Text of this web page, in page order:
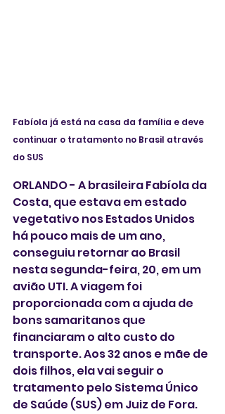
Fabíola já está na casa da família e deve
continuar o tratamento no Brasil através
do SUS
ORLANDO - A brasileira Fabíola da
Costa, que estava em estado
vegetativo nos Estados Unidos
há pouco mais de um ano,
conseguiu retornar ao Brasil
nesta segunda-feira, 20, em um
avião UTI. A viagem foi
proporcionada com a ajuda de
bons samaritanos que
financiaram o alto custo do
transporte. Aos 32 anos e mãe de
dois filhos, ela vai seguir o
tratamento pelo Sistema Único
de Saúde (SUS) em Juiz de Fora.